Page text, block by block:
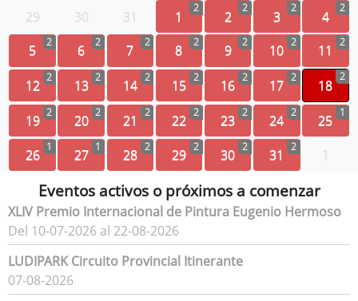
29 30 31 1 2 2 2 3 2 4 2
5 2 6 2 7 2 8 2 9 2 10 2 11 2
12 2 13 2 14 2 15 2 16 2 17 2 18
2
19 2 20 2 21 2 22 2 23 2 24 2 25 1
26 1 27 1 28 2 29 2 30 2 31 2 1
Eventos activos o próximos a comenzar
XLIV Premio Internacional de Pintura Eugenio Hermoso
Del 10-07-2026 al 22-08-2026
LUDIPARK Circuito Provincial Itinerante
07-08-2026